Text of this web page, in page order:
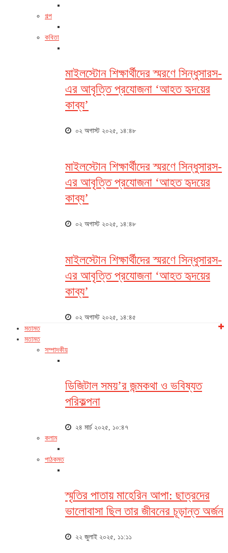
গল্প
কবিতা
মাইলস্টোন শিক্ষার্থীদের স্মরণে সিন্ধুসারস-
এর আবৃত্তি প্রযোজনা ‘আহত হৃদয়ের
কাব্য’
০২ অগাস্ট ২০২৫, ১৪:৪৮
মাইলস্টোন শিক্ষার্থীদের স্মরণে সিন্ধুসারস-
এর আবৃত্তি প্রযোজনা ‘আহত হৃদয়ের
কাব্য’
০২ অগাস্ট ২০২৫, ১৪:৪৮
মাইলস্টোন শিক্ষার্থীদের স্মরণে সিন্ধুসারস-
এর আবৃত্তি প্রযোজনা ‘আহত হৃদয়ের
কাব্য’
০২ অগাস্ট ২০২৫, ১৪:৪৫
মতামত
মতামত
সম্পাদকীয়
ডিজিটাল সময়’র জন্মকথা ও ভবিষ্যত
পরিকল্পনা
২৪ মার্চ ২০২৫, ১০:৪৭
কলাম
পাঠকমত
স্মৃতির পাতায় মাহেরিন আপা: ছাত্রদের
ভালোবাসা ছিল তার জীবনের চূড়ান্ত অর্জন
২২ জুলাই ২০২৫, ১১:১১